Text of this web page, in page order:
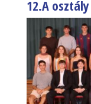
12.A osztály